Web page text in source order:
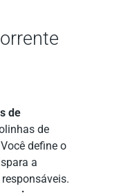
de
de
define o
a